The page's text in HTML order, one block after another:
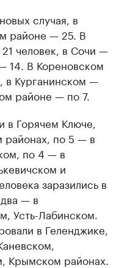
случая, в
районе — 25. В
человек, в Сочи —
14. В Кореновском
в Курганинском —
районе — по 7.
в Горячем Ключе,
по 5 — в
по 4 — в
и
заразились в
— в
Усть-Лабинском.
в Геленджике,
Крымском районах.